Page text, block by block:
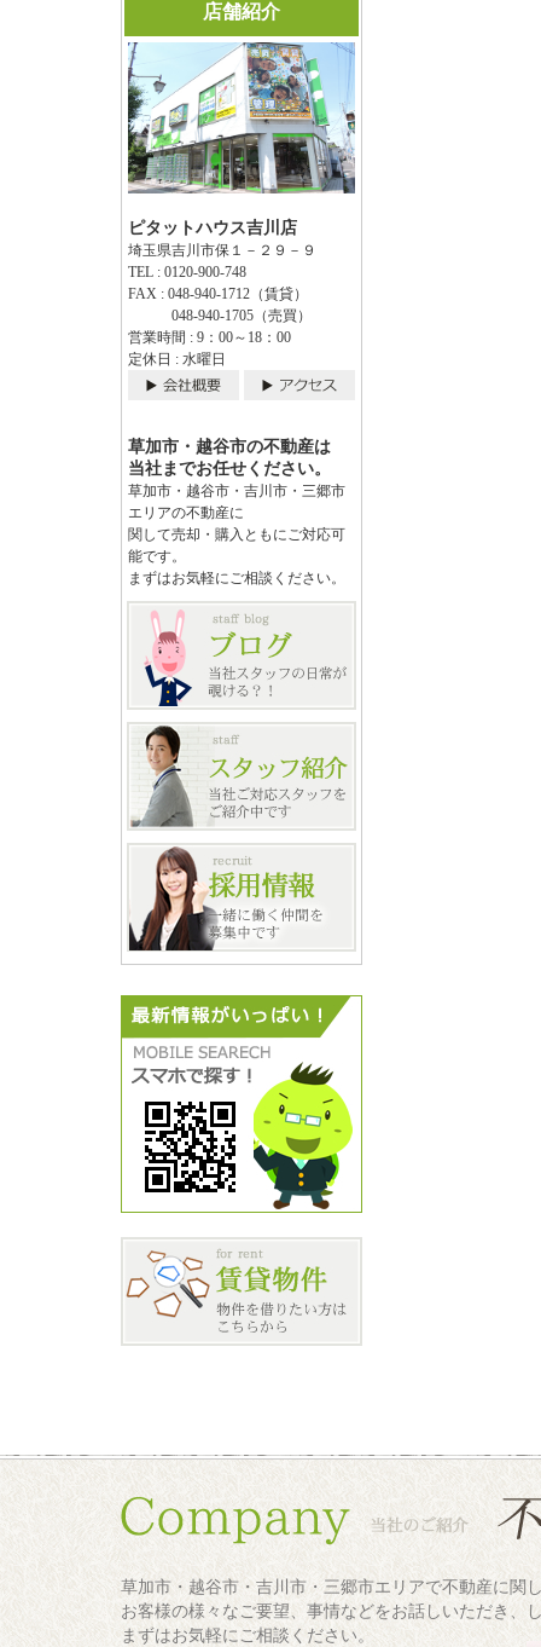
店舗紹介
ピタットハウス吉川店
埼玉県吉川市保１－２９－９
TEL : 0120-900-748
FAX : 048-940-1712（賃貸）
048-940-1705（売買）
営業時間 : 9：00～18：00
定休日 : 水曜日
草加市・越谷市の不動産は
当社までお任せください。
草加市・越谷市・吉川市・三郷市
エリアの不動産に
関して売却・購入ともにご対応可
能です。
まずはお気軽にご相談ください。
草加市・越谷市・吉川市・三郷市エリアで不動産に関
お客様の様々なご要望、事情などをお話しいただき、
まずはお気軽にご相談ください。